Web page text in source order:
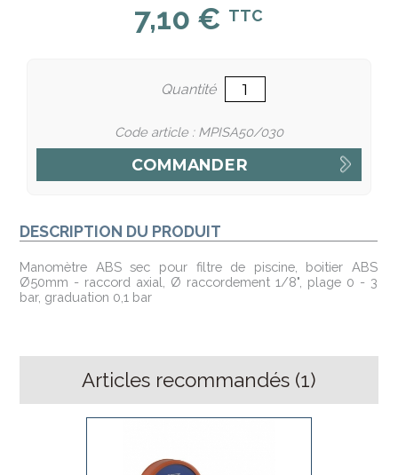
7,10 € TTC
Quantité
Code article : MPISA50/030
DESCRIPTION DU PRODUIT
Manomètre ABS sec pour filtre de piscine, boitier ABS
Ø50mm - raccord axial, Ø raccordement 1/8", plage 0 - 3
bar, graduation 0,1 bar
Articles recommandés (1)